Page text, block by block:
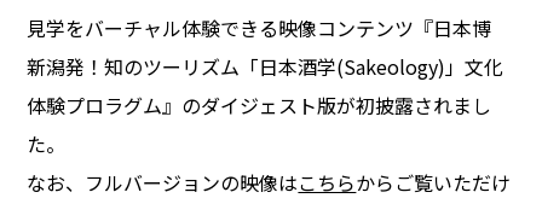
見学をバーチャル体験できる映像コンテンツ『日本博
新潟発！知のツーリズム「日本酒学(Sakeology)」文化
体験プロラグム』のダイジェスト版が初披露されまし
た。
なお、フルバージョンの映像はこちらからご覧いただけ